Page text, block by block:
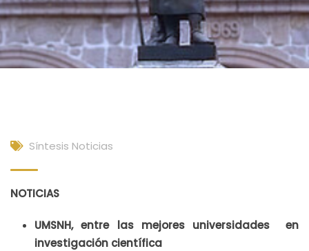
Síntesis Noticias
NOTICIAS
UMSNH, entre las mejores universidades en
investigación científica